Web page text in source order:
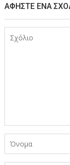
ΑΦΉΣΤΕ ΈΝΑ